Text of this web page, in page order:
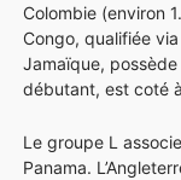
Colombie (environ
Congo, qualifiée
Jamaïque,
débutant, est coté
Le groupe L
Panama.